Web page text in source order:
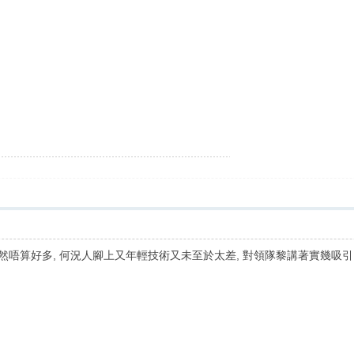
算好多, 何況人腳上又年輕技術又未至於太差, 對領隊黎講著實幾吸引